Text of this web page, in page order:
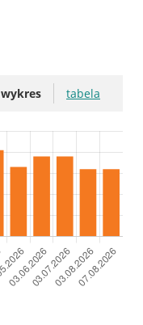
wykres tabela